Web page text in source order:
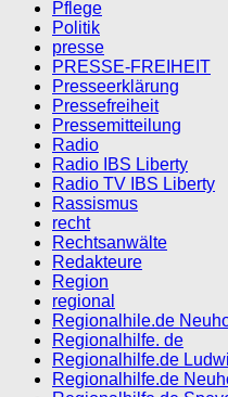
Pflege
Politik
presse
PRESSE-FREIHEIT
Presseerklärung
Pressefreiheit
Pressemitteilung
Radio
Radio IBS Liberty
Radio TV IBS Liberty
Rassismus
recht
Rechtsanwälte
Redakteure
Region
regional
Regionalhile.de
Regionalhilfe. de
Regionalhilfe.de
Regionalhilfe.de